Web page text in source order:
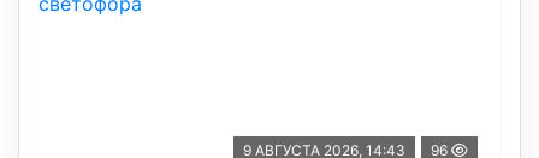
9 АВГУСТА 2026, 14:43 96